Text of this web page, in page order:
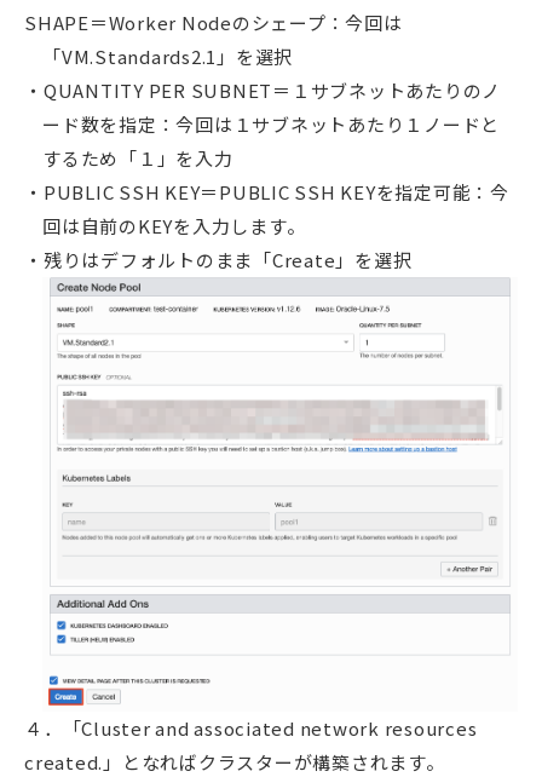
SHAPE＝Worker Nodeのシェープ：今回は
「VM.Standards2.1」を選択
QUANTITY PER SUBNET＝１サブネットあたりのノ
ード数を指定：今回は１サブネットあたり１ノードと
するため「１」を入力
PUBLIC SSH KEY＝PUBLIC SSH KEYを指定可能：今
回は自前のKEYを入力します。
残りはデフォルトのまま「Create」を選択
４．「Cluster and associated network resources
created.」となればクラスターが構築されます。